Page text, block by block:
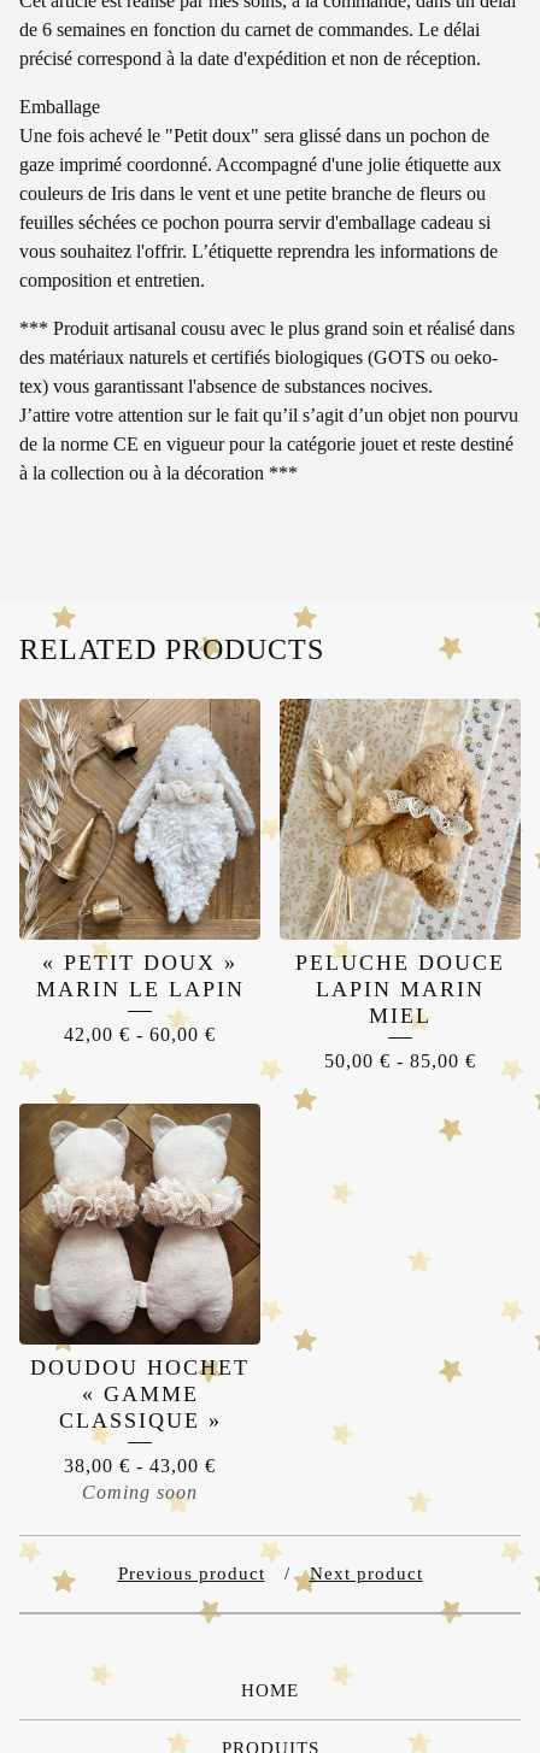
de 6 semaines en fonction du carnet de commandes. Le délai
précisé correspond à la date d'expédition et non de réception.
Emballage
Une fois achevé le "Petit doux" sera glissé dans un pochon de
gaze imprimé coordonné. Accompagné d'une jolie étiquette aux
couleurs de Iris dans le vent et une petite branche de fleurs ou
feuilles séchées ce pochon pourra servir d'emballage cadeau si
vous souhaitez l'offrir. L’étiquette reprendra les informations de
composition et entretien.
*** Produit artisanal cousu avec le plus grand soin et réalisé dans
des matériaux naturels et certifiés biologiques (GOTS ou oeko-
tex) vous garantissant l'absence de substances nocives.
J’attire votre attention sur le fait qu’il s’agit d’un objet non pourvu
de la norme CE en vigueur pour la catégorie jouet et reste destiné
à la collection ou à la décoration ***
RELATED PRODUCTS
« PETIT DOUX »
MARIN LE LAPIN
42,00 € - 60,00 €
PELUCHE DOUCE
LAPIN MARIN
MIEL
50,00 € - 85,00 €
DOUDOU HOCHET
« GAMME
CLASSIQUE »
38,00 € - 43,00 €
Coming soon
Previous product Next product
HOME
PRODUITS